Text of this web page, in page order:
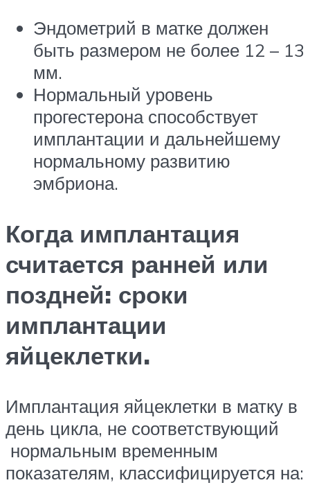
Эндометрий в матке должен
быть размером не более 12 – 13
мм.
Нормальный уровень
прогестерона способствует
имплантации и дальнейшему
нормальному развитию
эмбриона.
Когда имплантация
считается ранней или
поздней: сроки
имплантации
яйцеклетки.
Имплантация яйцеклетки в матку в
день цикла, не соответствующий
нормальным временным
показателям, классифицируется на: